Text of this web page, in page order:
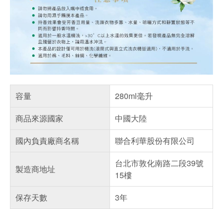
容量
280ml毫升
商品來源國家
中國大陸
國內負責廠商名稱
聯合利華股份有限公司
製造商地址
台北市敦化南路二段39號
15樓
保存天數
3年